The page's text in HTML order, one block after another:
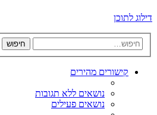
דילוג לתוכן
חיפוש
קישורים מהירים
נושאים ללא תגובות
נושאים פעילים